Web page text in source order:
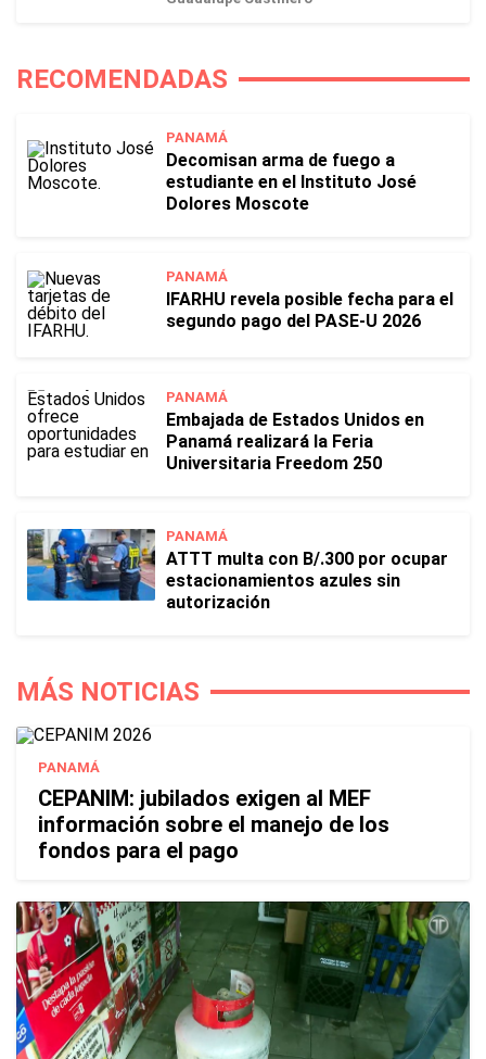
RECOMENDADAS
PANAMÁ
Decomisan arma de fuego a
estudiante en el Instituto José
Dolores Moscote
PANAMÁ
IFARHU revela posible fecha para el
segundo pago del PASE-U 2026
PANAMÁ
Embajada de Estados Unidos en
Panamá realizará la Feria
Universitaria Freedom 250
PANAMÁ
ATTT multa con B/.300 por ocupar
estacionamientos azules sin
autorización
MÁS NOTICIAS
PANAMÁ
CEPANIM: jubilados exigen al MEF
información sobre el manejo de los
fondos para el pago